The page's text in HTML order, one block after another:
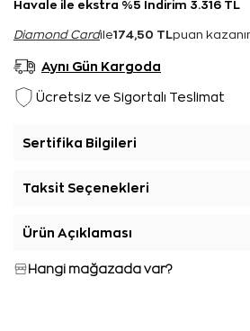
Havale ile ekstra %5 İndirim 3.316 TL
Diamond Cardile174,50 TL puan
Aynı Gün Kargoda
Ücretsiz ve Sigortalı Teslimat
Sertifika Bilgileri
Taksit Seçenekleri
Ürün Açıklaması
Hangi mağazada var?